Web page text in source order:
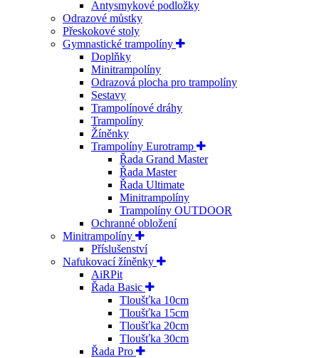
Antysmykové podložky
Odrazové můstky
Přeskokové stoly
Gymnastické trampolíny
Doplňky
Minitrampolíny
Odrazová plocha pro trampolíny
Sestavy
Trampolínové dráhy
Trampolíny
Žíněnky
Trampolíny Eurotramp
Řada Grand Master
Řada Master
Řada Ultimate
Minitrampolíny
Trampolíny OUTDOOR
Ochranné obložení
Minitrampolíny
Příslušenství
Nafukovací žíněnky
AiRPit
Řada Basic
Tloušťka 10cm
Tloušťka 15cm
Tloušťka 20cm
Tloušťka 30cm
Řada Pro